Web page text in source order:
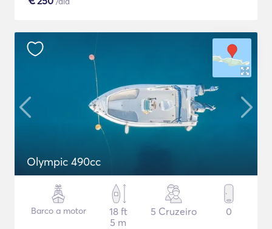
Olympic 490cc
Barco a motor
18 ft
5 m
5 Cruzeiro 0